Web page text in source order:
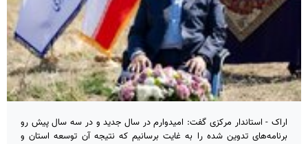
اراک - استاندار مرکزی گفت: امیدوارم در سال جدید و در سه سال پیش رو
برنامه‌های تدوین شده را به غایت برسانیم که نتیجه آن توسعه استان و